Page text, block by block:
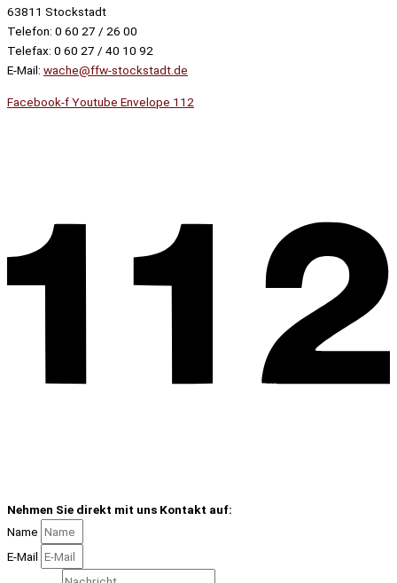
63811 Stockstadt
Telefon: 0 60 27 / 26 00
Telefax: 0 60 27 / 40 10 92
E-Mail: wache@ffw-stockstadt.de
Facebook-fYoutube Envelope 112
Nehmen Sie direkt mit uns Kontakt auf:
Name
E-Mail